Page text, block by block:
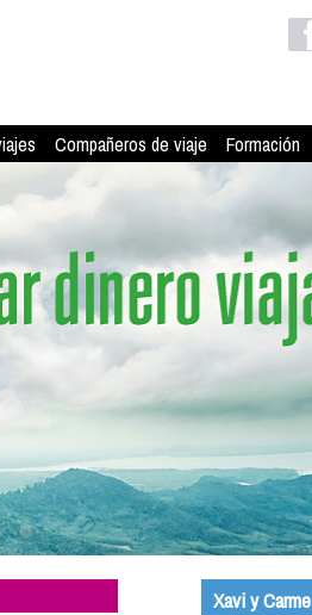
Compañeros de viaje Formación
Xavi y Carme